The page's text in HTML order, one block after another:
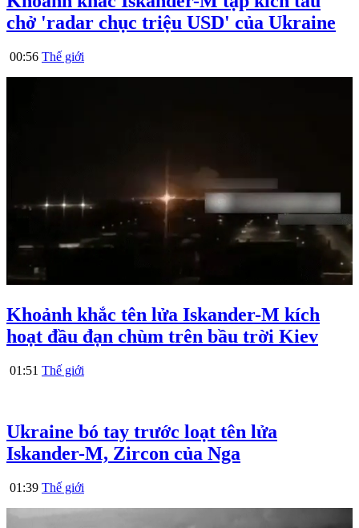
chở 'radar chục triệu USD' của Ukraine
00:56 Thế giới
Khoảnh khắc tên lửa Iskander-M kích
hoạt đầu đạn chùm trên bầu trời Kiev
01:51 Thế giới
Ukraine bó tay trước loạt tên lửa
Iskander-M, Zircon của Nga
01:39 Thế giới